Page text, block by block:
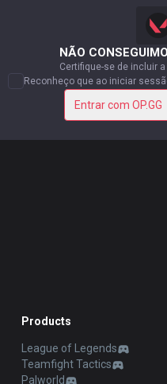
NÃO
Certifique-se de incluir
Reconheço que ao iniciar
Entrar com OP.GG
Products
League of Legends
Teamfight Tactics
Palworld